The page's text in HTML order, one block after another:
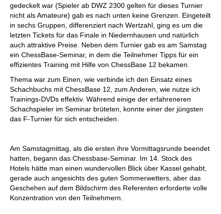
gedeckelt war (Spieler ab DWZ 2300 gelten für dieses Turnier
nicht als Amateure) gab es nach unten keine Grenzen. Eingeteilt
in sechs Gruppen, differenziert nach Wertzahl, ging es um die
letzten Tickets für das Finale in Niedernhausen und natürlich
auch attraktive Preise. Neben dem Turnier gab es am Samstag
ein ChessBase-Seminar, in dem die Teilnehmer Tipps für ein
effizientes Training mit Hilfe von ChessBase 12 bekamen.
Thema war zum Einen, wie verbinde ich den Einsatz eines
Schachbuchs mit ChessBase 12, zum Anderen, wie nutze ich
Trainings-DVDs effektiv. Während einige der erfahreneren
Schachspieler im Seminar brüteten, konnte einer der jüngsten
das F-Turnier für sich entscheiden.
Am Samstagmittag, als die ersten ihre Vormittagsrunde beendet
hatten, begann das Chessbase-Seminar. Im 14. Stock des
Hotels hätte man einen wundervollen Blick über Kassel gehabt,
gerade auch angesichts des guten Sommerwetters, aber das
Geschehen auf dem Bildschirm des Referenten erforderte volle
Konzentration von den Teilnehmern.